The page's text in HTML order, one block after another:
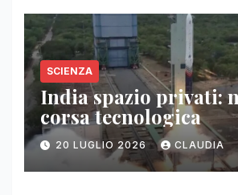
SCIENZA
India spazio privati:
corsa tecnologica
20 LUGLIO 2026 CLAUDIA